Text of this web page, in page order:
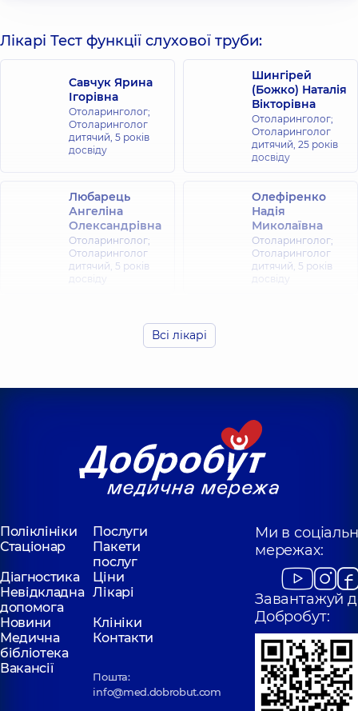
Лікарі Тест функції слухової труби:
Савчук Ярина
Ігорівна
Отоларинголог;
Отоларинголог
дитячий, 5 років
досвіду
Шингірей
(Божко) Наталія
Вікторівна
Отоларинголог;
Отоларинголог
дитячий, 25 років
досвіду
Любарець
Ангеліна
Олександрівна
Отоларинголог;
Отоларинголог
дитячий, 5 років
досвіду
Олефіренко
Надія
Миколаївна
Отоларинголог;
Отоларинголог
дитячий, 5 років
досвіду
Олександрівна
Отоларинголог;
досвіду
Всі лікарі
Поліклініки
Послуги
Стаціонар
Пакети
послуг
Діагностика
Ціни
Невідкладна
допомога
Лікарі
Новини
Клініки
Медична
бібліотека
Контакти
Вакансії
Пошта:
info@med.dobrobut.com
Ми в
мережах:
Завантажуй
Добробут: